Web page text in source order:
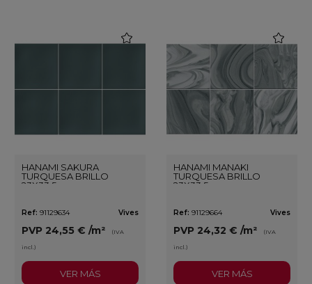
HANAMI SAKURA
TURQUESA BRILLO
23X33,5
Ref: 91129634 Vives
PVP 24,55 € /m² (IVA
incl.)
VER MÁS
HANAMI MANAKI
TURQUESA BRILLO
23X33,5
Ref: 91129664 Vives
PVP 24,32 € /m² (IVA
incl.)
VER MÁS